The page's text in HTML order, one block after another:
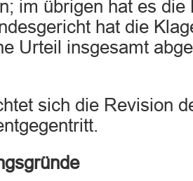
im übrigen hat es die
hat die
Urteil insgesamt
sich die Revision